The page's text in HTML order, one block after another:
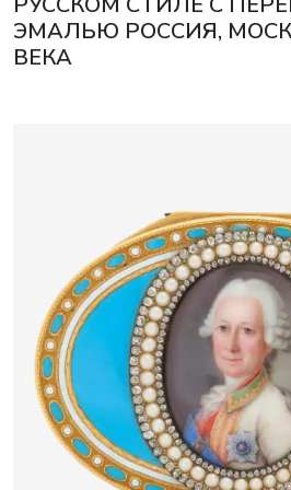
ЭМАЛЬЮ РОССИЯ,
ВЕКА